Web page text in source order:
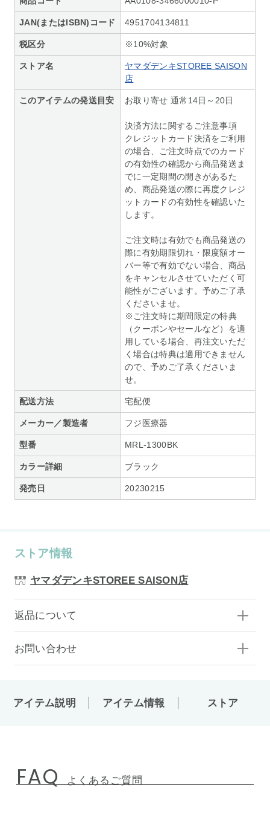
JAN(またはISBN)コード 4951704134811
税区分 ※10%対象
ストア名
ヤマダデンキSTOREE SAISON
店
このアイテムの発送目安 お取り寄せ 通常14日～20日
決済方法に関するご注意事項
クレジットカード決済をご利用
の場合、ご注文時点でのカード
の有効性の確認から商品発送ま
でに一定期間の開きがあるた
め、商品発送の際に再度クレジ
ットカードの有効性を確認いた
します。
ご注文時は有効でも商品発送の
際に有効期限切れ・限度額オー
バー等で有効でない場合、商品
をキャンセルさせていただく可
能性がございます。予めご了承
くださいませ。
※ご注文時に期間限定の特典
（クーポンやセールなど）を適
用している場合、再注文いただ
く場合は特典は適用できません
ので、予めご了承くださいま
せ。
配送方法 宅配便
メーカー／製造者 フジ医療器
型番 MRL-1300BK
カラー詳細 ブラック
発売日 20230215
ストア情報
ヤマダデンキSTOREE SAISON店
返品について
お問い合わせ
アイテム説明 アイテム情報 ストア
FAQ よくあるご質問